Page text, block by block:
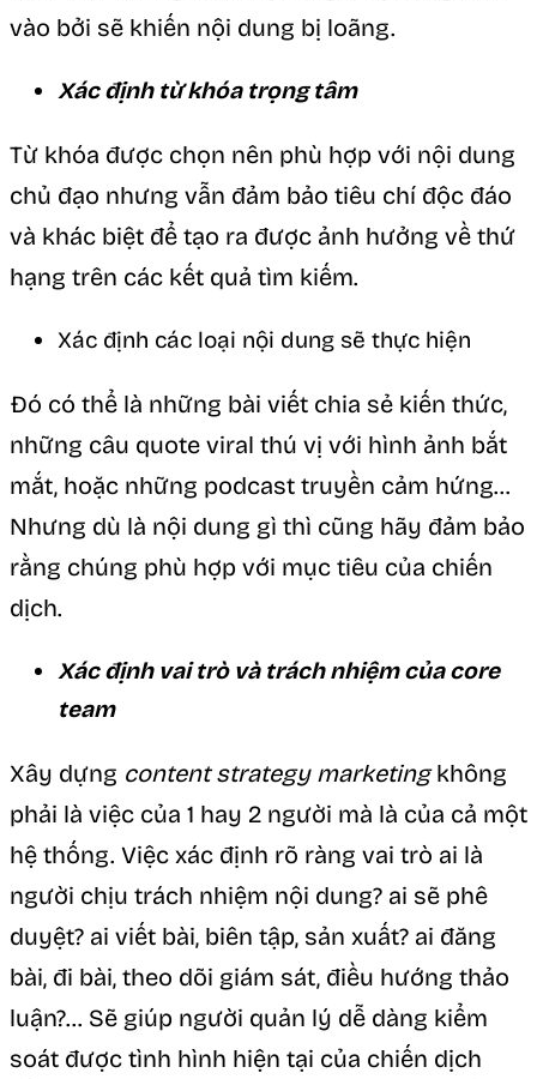
vào bởi sẽ khiến nội dung bị loãng.
Xác định từ khóa trọng tâm
Từ khóa được chọn nên phù hợp với nội dung
chủ đạo nhưng vẫn đảm bảo tiêu chí độc đáo
và khác biệt để tạo ra được ảnh hưởng về thứ
hạng trên các kết quả tìm kiếm.
Xác định các loại nội dung sẽ thực hiện
Đó có thể là những bài viết chia sẻ kiến thức,
những câu quote viral thú vị với hình ảnh bắt
mắt, hoặc những podcast truyền cảm hứng…
Nhưng dù là nội dung gì thì cũng hãy đảm bảo
rằng chúng phù hợp với mục tiêu của chiến
dịch.
Xác định vai trò và trách nhiệm của core
team
Xây dựng content strategy marketingkhông
phải là việc của 1 hay 2 người mà là của cả một
hệ thống. Việc xác định rõ ràng vai trò ai là
người chịu trách nhiệm nội dung? ai sẽ phê
duyệt? ai viết bài, biên tập, sản xuất? ai đăng
bài, đi bài, theo dõi giám sát, điều hướng thảo
luận?… Sẽ giúp người quản lý dễ dàng kiểm
soát được tình hình hiện tại của chiến dịch